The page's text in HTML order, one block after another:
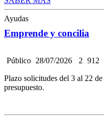
Ayudas
Emprende y concilia
Público 28/07/2026 2 912
Plazo solicitudes del 3 al 22
presupuesto.